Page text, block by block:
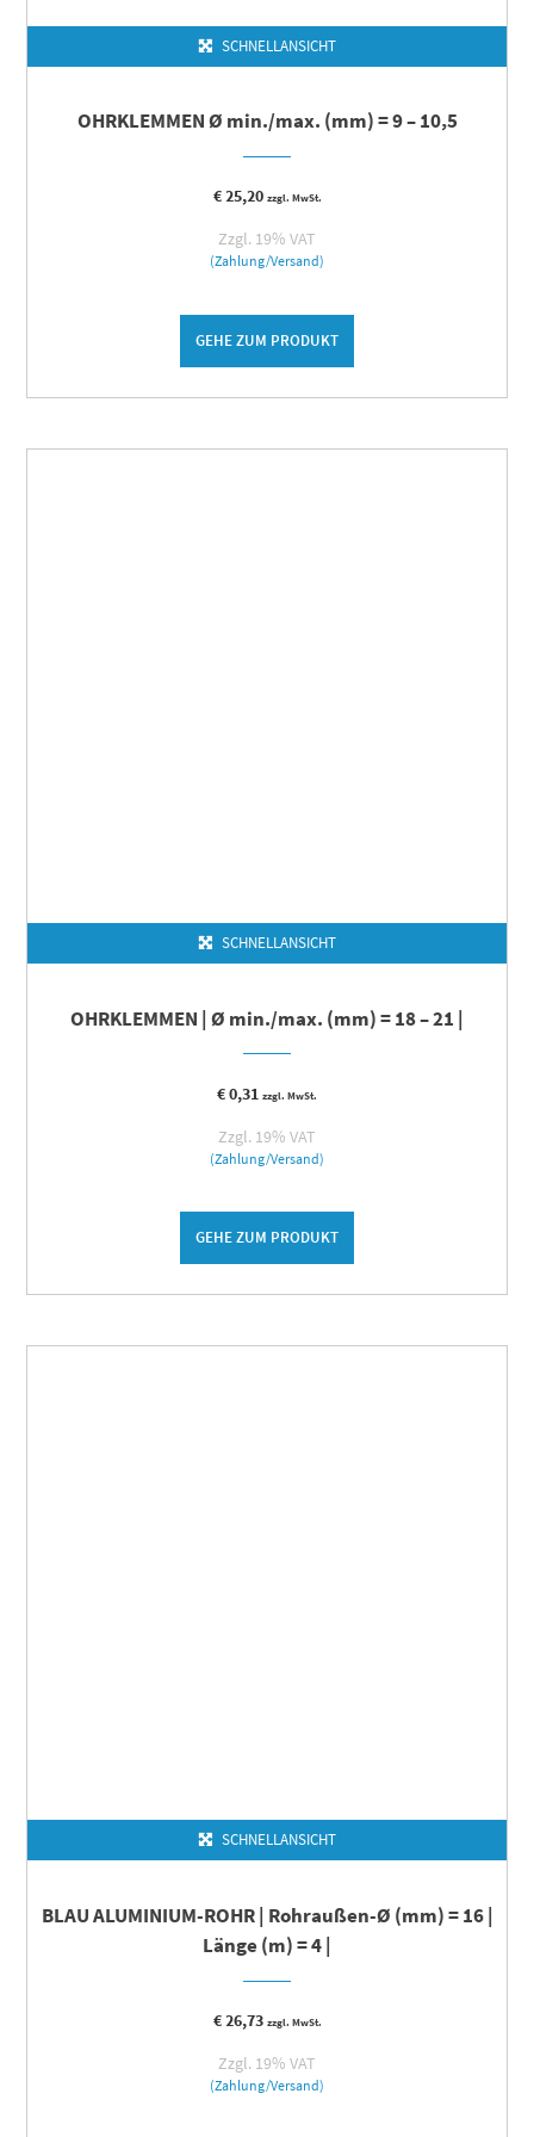
SCHNELLANSICHT
OHRKLEMMEN Ø min./max. (mm) = 9 – 10,5
€25,20 zzgl. MwSt.
Zzgl. 19% VAT
(Zahlung/Versand)
GEHE ZUM PRODUKT
SCHNELLANSICHT
OHRKLEMMEN | Ø min./max. (mm) = 18 – 21 |
€0,31 zzgl. MwSt.
Zzgl. 19% VAT
(Zahlung/Versand)
GEHE ZUM PRODUKT
SCHNELLANSICHT
BLAU ALUMINIUM-ROHR | Rohraußen-Ø (mm) = 16 |
Länge (m) = 4 |
€26,73 zzgl. MwSt.
Zzgl. 19% VAT
(Zahlung/Versand)